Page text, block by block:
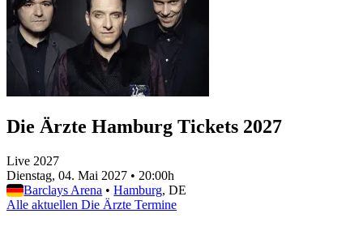
Die Ärzte Hamburg Tickets 2027
Live 2027
Dienstag, 04. Mai 2027 • 20:00h
Barclays Arena • Hamburg, DE
Alle aktuellen Die Ärzte Termine